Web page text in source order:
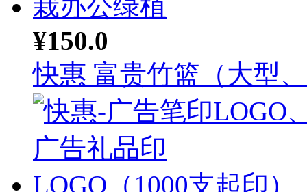
¥150.0
快惠 富贵竹篮（大型